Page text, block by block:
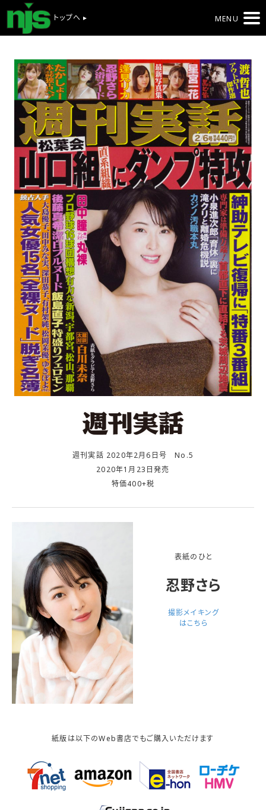
トップへ ▸ MENU
週刊実話 2020年2月6日号 No.5
2020年1月23日発売
特価400+税
表紙のひと
忍野さら
撮影メイキング
はこちら
紙版は以下のWeb書店でもご購入いただけます